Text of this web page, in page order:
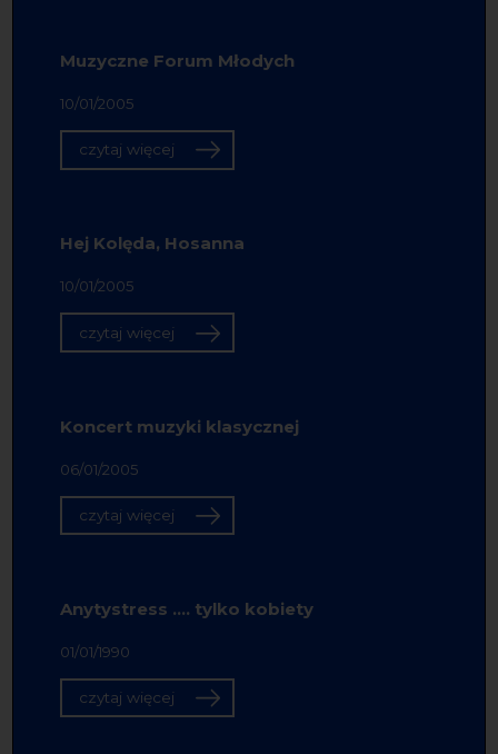
Muzyczne Forum Młodych
10/01/2005
czytaj więcej
Hej Kolęda, Hosanna
10/01/2005
czytaj więcej
Koncert muzyki klasycznej
06/01/2005
czytaj więcej
Anytystress .... tylko kobiety
01/01/1990
czytaj więcej